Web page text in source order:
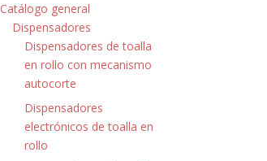
Catálogo general
Dispensadores
Dispensadores de toalla
en rollo con mecanismo
autocorte
Dispensadores
electrónicos de toalla en
rollo